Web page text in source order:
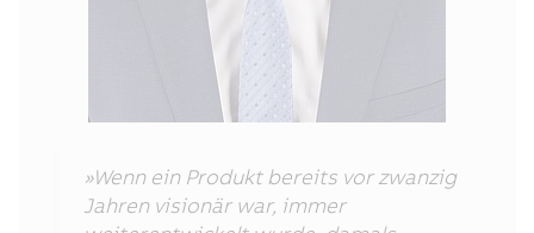
»Wenn ein Produkt bereits vor zwanzig
Jahren visionär war, immer